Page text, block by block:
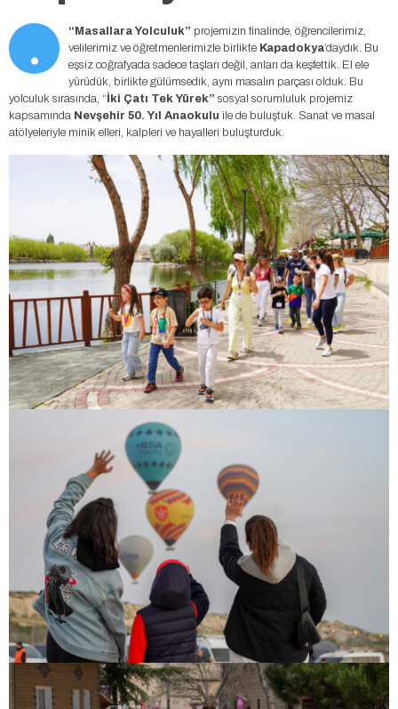
. “Masallara Yolculuk” projemizin finalinde, öğrencilerimiz,
velilerimiz ve öğretmenlerimizle birlikte Kapadokya’daydık. Bu
eşsiz coğrafyada sadece taşları değil, anları da keşfettik. El ele
yürüdük, birlikte gülümsedik, aynı masalın parçası olduk. Bu
yolculuk sırasında, “ İki Çatı Tek Yürek” sosyal sorumluluk projemiz
kapsamında Nevşehir 50. Yıl Anaokulu ile de buluştuk. Sanat ve masal
atölyeleriyle minik elleri, kalpleri ve hayalleri buluşturduk.